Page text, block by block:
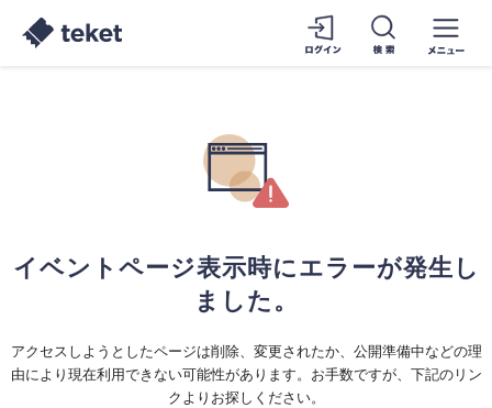
イベントページ表示時にエラーが発生し
ました。
アクセスしようとしたページは削除、変更されたか、公開準備中などの理
由により現在利用できない可能性があります。お手数ですが、下記のリン
クよりお探しください。